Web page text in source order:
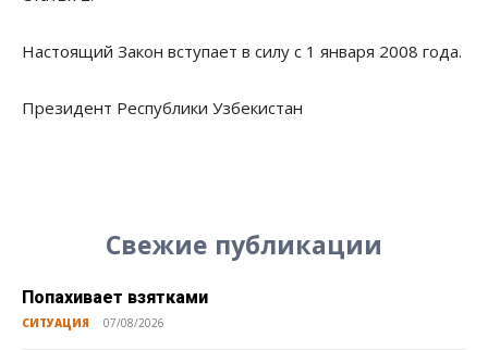
Настоящий Закон вступает в силу с 1 января 2008 года.
Президент Республики Узбекистан
Свежие публикации
Попахивает взятками
СИТУАЦИЯ 07/08/2026